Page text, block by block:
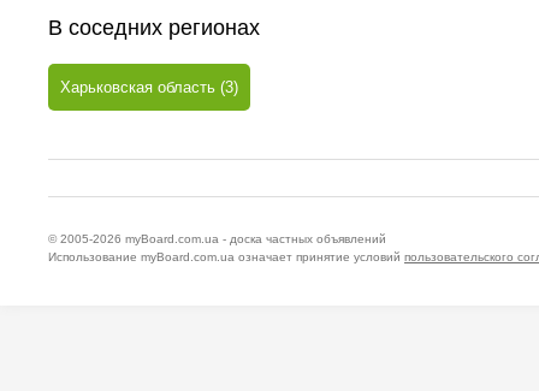
В соседних регионах
Харьковская область (3)
© 2005-2026 myBoard.com.ua - доска частных объявлений
Использование myBoard.com.ua означает принятие условий пользовательского